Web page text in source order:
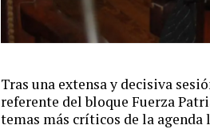
Tras una extensa y decisiva
referente del bloque Fuerza
temas más críticos de la agenda